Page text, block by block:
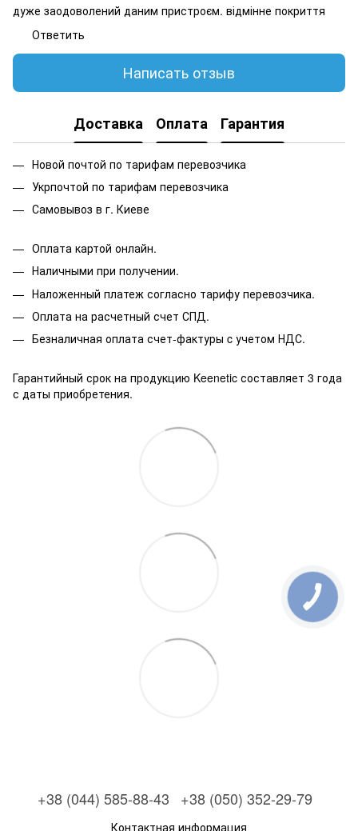
дуже заодоволений даним пристроєм. відмінне покриття
Ответить
Написать отзыв
Доставка Оплата Гарантия
Новой почтой по тарифам перевозчика
Укрпочтой по тарифам перевозчика
Самовывоз в г. Киеве
Оплата картой онлайн.
Наличными при получении.
Наложенный платеж согласно тарифу перевозчика.
Оплата на расчетный счет СПД.
Безналичная оплата счет-фактуры c учетом НДС.
Гарантийный срок на продукцию Keenetic составляет 3 года
с даты приобретения.
+38 (044) 585-88-43 +38 (050) 352-29-79
Контактная информация